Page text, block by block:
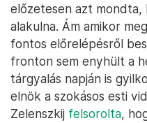
előzetesen azt
alakulna. Ám amikor
fontos előrelépésről
fronton sem enyhült a
tárgyalás napján is
elnök a szokásos esti
Zelenszkij felsorolta,